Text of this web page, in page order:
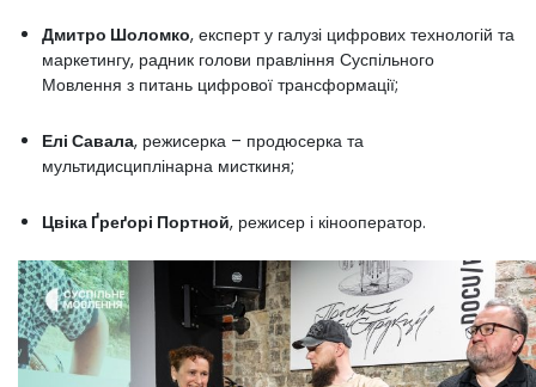
Дмитро Шоломко, експерт у галузі цифрових технологій та
маркетингу, радник голови правління Суспільного
Мовлення з питань цифрової трансформації;
Елі Савала, режисерка – продюсерка та
мультидисциплінарна мисткиня;
Цвіка Ґреґорі Портной, режисер і кінооператор.